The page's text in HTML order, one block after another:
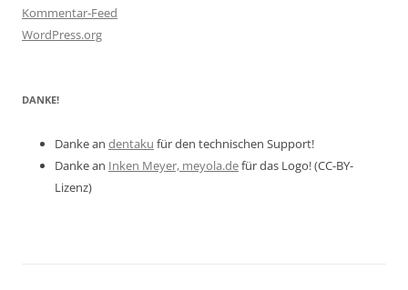
Kommentar-Feed
WordPress.org
DANKE!
Danke an dentaku für den technischen Support!
Danke an Inken Meyer, meyola.defür das Logo! (CC-BY-
Lizenz)